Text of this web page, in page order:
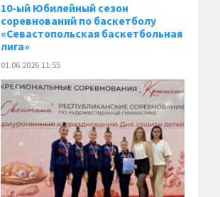
10-ый Юбилейный сезон
соревнований по баскетболу
«Севастопольская баскетбольная
лига»
01.06.2026 11:55